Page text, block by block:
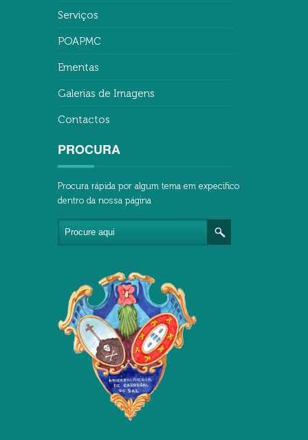
Serviços
POAPMC
Ementas
Galerias de Imagens
Contactos
PROCURA
Procura rápida por algum tema em expecifico
dentro da nossa página